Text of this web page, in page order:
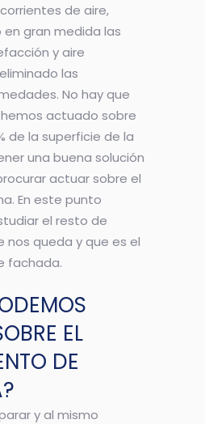
de aire,
gran medida las
y aire
las
No hay que
actuado sobre
de la superficie de la
una buena solución
actuar sobre el
En este punto
el resto de
nos queda y que es el
fachada.
EL
DE
y al mismo